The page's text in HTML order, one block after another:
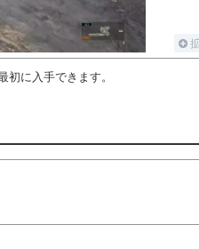
に入手できます。